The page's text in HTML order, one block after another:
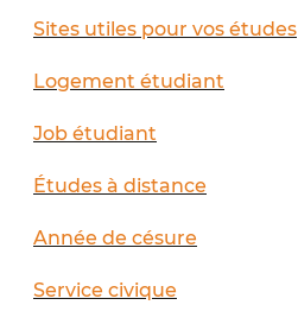
Sites utiles pour vos études
Logement étudiant
Job étudiant
Études à distance
Année de césure
Service civique